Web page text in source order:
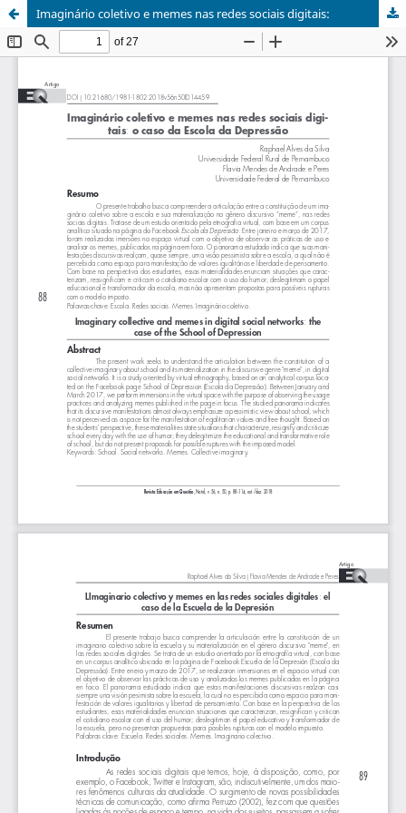
Imaginário coletivo e memes nas redes sociais digitais: